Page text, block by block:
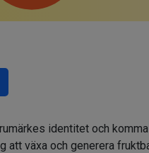
identitet och
växa och generera